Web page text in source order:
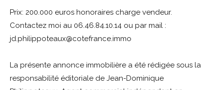
Prix: 200.000 euros honoraires charge vendeur.
Contactez moi au 06.46.84.10.14 ou par mail :
jd.philippoteaux@cotefrance.immo
La présente annonce immobilière a été rédigée sous la
responsabilité éditoriale de Jean-Dominique